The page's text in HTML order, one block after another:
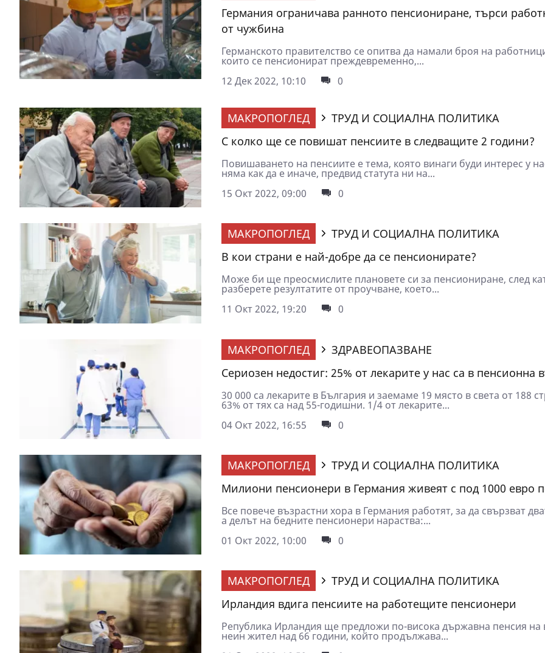
Германия ограничава ранното пенсиониране, търси
от чужбина
Германското правителство се опитва да намали броя на
които се пенсионират преждевременно,...
12 Дек 2022, 10:10
0
МАКРОПОГЛЕД
ТРУД И СОЦИАЛНА ПОЛИТИКА
С колко ще се повишат пенсиите в следващите 2 години?
Повишаването на пенсиите е тема, която винаги буди интерес у
няма как да е иначе, предвид статута ни на...
15 Окт 2022, 09:00
0
МАКРОПОГЛЕД
ТРУД И СОЦИАЛНА ПОЛИТИКА
В кои страни е най-добре да се пенсионирате?
Може би ще преосмислите плановете си за пенсиониране, след
разберете резултатите от проучване, което...
11 Окт 2022, 19:20
0
МАКРОПОГЛЕД
ЗДРАВЕОПАЗВАНЕ
Сериозен недостиг: 25% от лекарите у нас са в пенсионна
30 000 са лекарите в България и заемаме 19 място в света от 188
63% от тях са над 55-годишни. 1/4 от лекарите...
04 Окт 2022, 16:55
0
МАКРОПОГЛЕД
ТРУД И СОЦИАЛНА ПОЛИТИКА
Милиони пенсионери в Германия живеят с под 1000 евро
Все повече възрастни хора в Германия работят, за да свързват
а делът на бедните пенсионери нараства:...
01 Окт 2022, 10:00
0
МАКРОПОГЛЕД
ТРУД И СОЦИАЛНА ПОЛИТИКА
Ирландия вдига пенсиите на работещите пенсионери
Република Ирландия ще предложи по-висока държавна пенсия на
неин жител над 66 години, който продължава...